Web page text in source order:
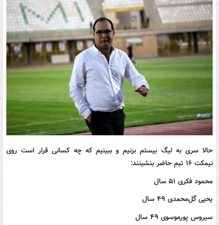
حالا سری به لیگ بیستم بزنیم و ببینیم که چه کسانی قرار است روی
نیمکت ۱۶ تیم حاضر بنشینند:
محمود فکری ۵۱ سال
یحیی گل‌محمدی ۴۹ سال
سیروس پورموسوی ۴۹ سال